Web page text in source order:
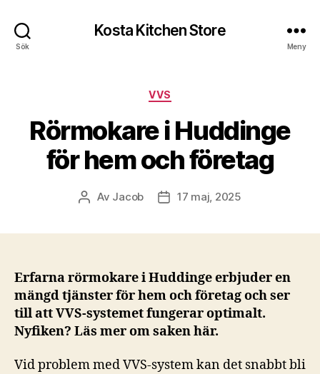
Sök
Kosta Kitchen Store
Meny
Kategorier
VVS
Rörmokare i Huddinge
för hem och företag
Inläggsförfattare
Av Jacob Inläggsdatum
17 maj, 2025
Erfarna rörmokare i Huddinge erbjuder en
mängd tjänster för hem och företag och ser
till att VVS-systemet fungerar optimalt.
Nyfiken? Läs mer om saken här.
Vid problem med VVS-system kan det snabbt bli